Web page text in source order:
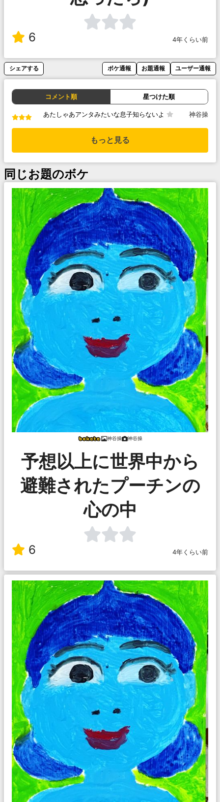
6 4年くらい前
シェアする ボケ通報 お題通報 ユーザー通報
コメント順 星つけた順
あたしゃあアンタみたいな息子知らないよ 神谷操
もっと見る
同じお題のボケ
神谷操 神谷操
予想以上に世界中から
避難されたプーチンの
心の中
6 4年くらい前